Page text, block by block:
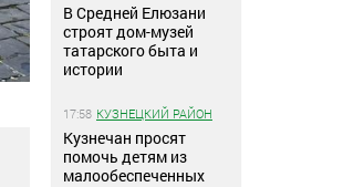
В Средней Елюзани
строят дом-музей
татарского быта и
истории
17:58 КУЗНЕЦКИЙ РАЙОН
Кузнечан просят
помочь детям из
малообеспеченных